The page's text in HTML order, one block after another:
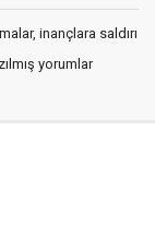
inançlara saldırı
yorumlar